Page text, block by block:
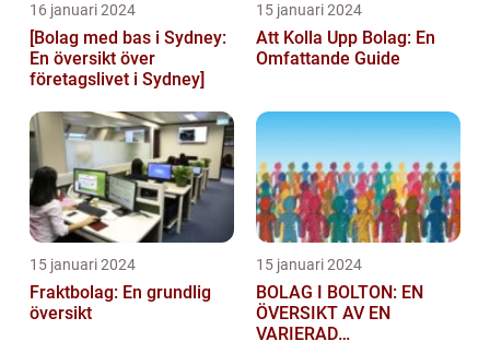
16 januari 2024
[Bolag med bas i Sydney:
En översikt över
företagslivet i Sydney]
15 januari 2024
Att Kolla Upp Bolag: En
Omfattande Guide
15 januari 2024
Fraktbolag: En grundlig
översikt
15 januari 2024
BOLAG I BOLTON: EN
ÖVERSIKT AV EN
VARIERAD